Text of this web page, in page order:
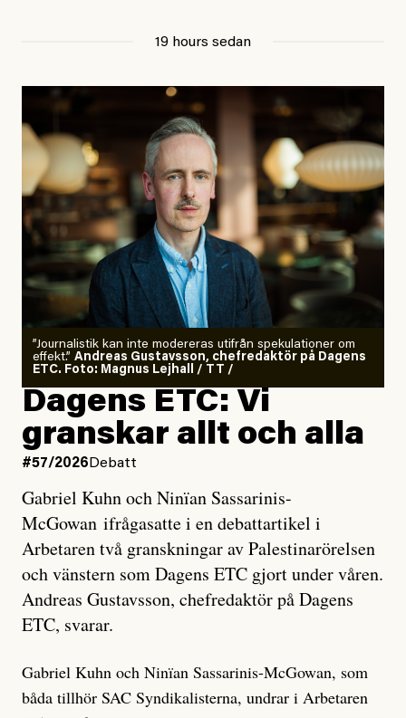
19 hours sedan
”Journalistik kan inte modereras utifrån spekulationer om
effekt.” Andreas Gustavsson, chefredaktör på Dagens
ETC. Foto: Magnus Lejhall / TT /
Dagens ETC: Vi
granskar allt och alla
#57/2026 Debatt
Gabriel Kuhn och Ninïan Sassarinis-
McGowan ifrågasatte i en debattartikel i
Arbetaren två granskningar av Palestinarörelsen
och vänstern som Dagens ETC gjort under våren.
Andreas Gustavsson, chefredaktör på Dagens
ETC, svarar.
Gabriel Kuhn och Ninïan Sassarinis-McGowan, som
båda tillhör SAC Syndikalisterna, undrar i Arbetaren